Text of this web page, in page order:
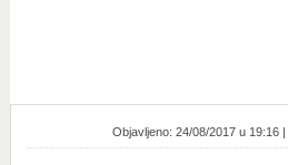
Objavljeno: 24/08/2017 u 19:16 |